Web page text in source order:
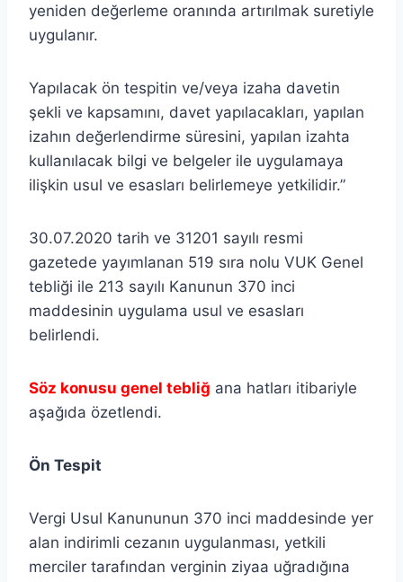
yeniden değerleme oranında artırılmak suretiyle
uygulanır.
Yapılacak ön tespitin ve/veya izaha davetin
şekli ve kapsamını, davet yapılacakları, yapılan
izahın değerlendirme süresini, yapılan izahta
kullanılacak bilgi ve belgeler ile uygulamaya
ilişkin usul ve esasları belirlemeye yetkilidir.”
30.07.2020 tarih ve 31201 sayılı resmi
gazetede yayımlanan 519 sıra nolu VUK Genel
tebliği ile 213 sayılı Kanunun 370 inci
maddesinin uygulama usul ve esasları
belirlendi.
Söz konusu genel tebliğ ana hatları itibariyle
aşağıda özetlendi.
Ön Tespit
Vergi Usul Kanununun 370 inci maddesinde yer
alan indirimli cezanın uygulanması, yetkili
merciler tarafından verginin ziyaa uğradığına